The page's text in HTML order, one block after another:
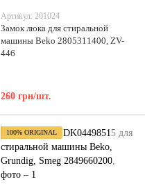
Артикул: 201024
Замок люка для стиральной
машины Beko 2805311400, ZV-
446
260 грн/шт.
100% ORIGINAL